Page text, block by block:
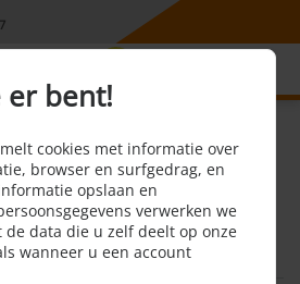
er bent!
cookies met informatie over
browser en surfgedrag, en
opslaan en
verwerken we
data die u zelf deelt op onze
wanneer u een account